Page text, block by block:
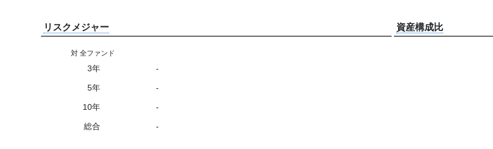
リスクメジャー
対 全ファンド
3年 -
5年 -
10年 -
総合 -
資産構成比